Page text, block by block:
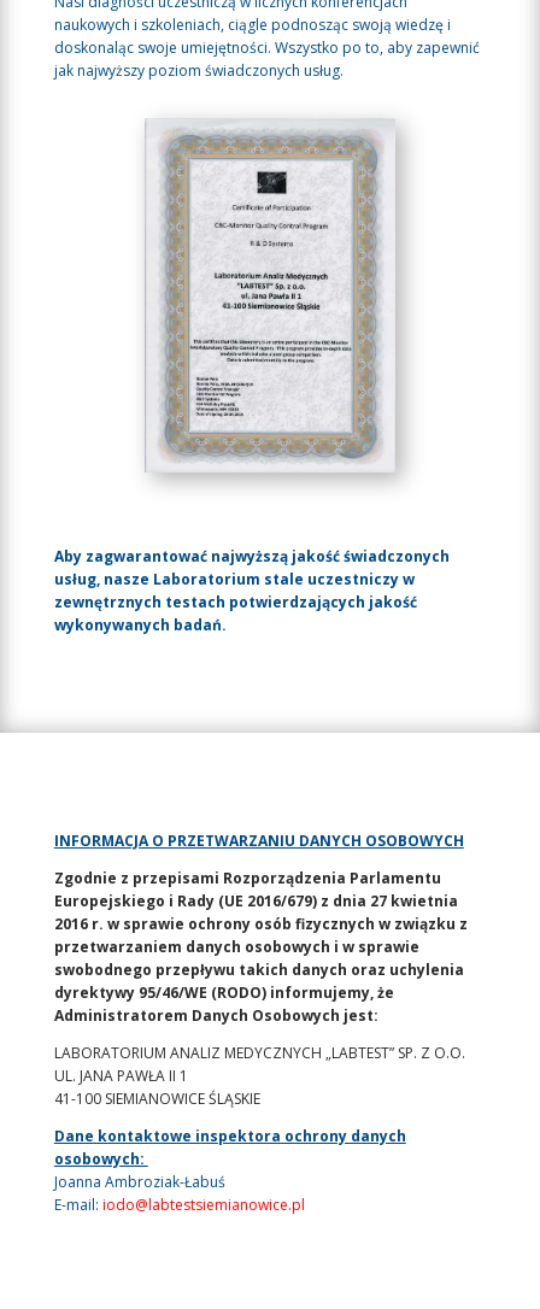
naukowych i szkoleniach, ciągle podnosząc swoją wiedzę i
doskonaląc swoje umiejętności. Wszystko po to, aby zapewnić
jak najwyższy poziom świadczonych usług.
Aby zagwarantować najwyższą jakość świadczonych
usług, nasze Laboratorium stale uczestniczy w
zewnętrznych testach potwierdzających jakość
wykonywanych badań.
INFORMACJA O PRZETWARZANIU DANYCH OSOBOWYCH
Zgodnie z przepisami Rozporządzenia Parlamentu
Europejskiego i Rady (UE 2016/679) z dnia 27 kwietnia
2016 r. w sprawie ochrony osób fizycznych w związku z
przetwarzaniem danych osobowych i w sprawie
swobodnego przepływu takich danych oraz uchylenia
dyrektywy 95/46/WE (RODO) informujemy, że
Administratorem Danych Osobowych jest:
LABORATORIUM ANALIZ MEDYCZNYCH „LABTEST” SP. Z O.O.
UL. JANA PAWŁA II 1
41-100 SIEMIANOWICE ŚLĄSKIE
Dane kontaktowe inspektora ochrony danych
osobowych:
Joanna Ambroziak-Łabuś
E-mail: iodo@labtestsiemianowice.pl